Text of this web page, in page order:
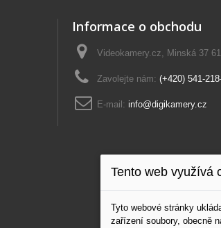
Informace o obchodu
Videokamery.cz, Minská 37
Zavolejte nám: (+420) 541-
E-mail: info@digikamery.cz
Tento web využívá
Tyto webové stránky
zařízení soubory, obecně